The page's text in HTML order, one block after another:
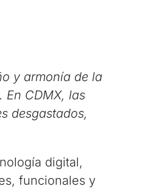
y armonía de la
CDMX, las
desgastados,
digital,
funcionales y